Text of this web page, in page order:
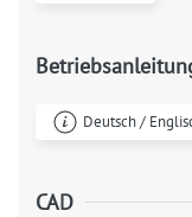
Deutsch /
CAD